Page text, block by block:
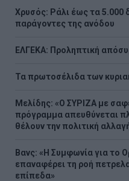
Χρυσός: Ράλι έως τα 5.000
παράγοντες της ανόδου
ΕΛΓΕΚΑ: Προληπτική
Τα πρωτοσέλιδα των
Μελίδης: «Ο ΣΥΡΙΖΑ με
πρόγραμμα απευθύνεται
θέλουν την πολιτική
Βανς: «Η Συμφωνία για το
επαναφέρει τη ροή
επίπεδα»